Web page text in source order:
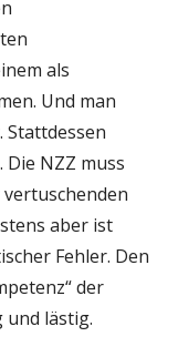
als
Und man
Stattdessen
NZZ muss
aber ist
Fehler. Den
der
und lästig.